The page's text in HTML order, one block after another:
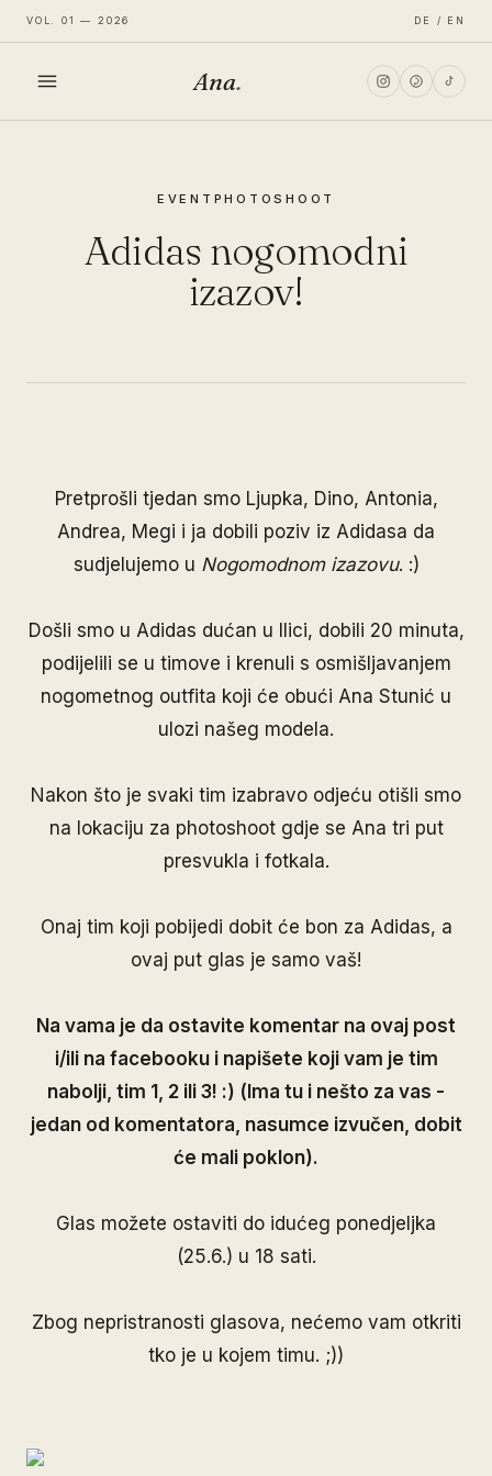
VOL. 01 — 2026 DE / EN
Ana.
EVENT PHOTOSHOOT
Adidas nogomodni
izazov!
Pretprošli tjedan smo Ljupka, Dino, Antonia,
Andrea, Megi i ja dobili poziv iz Adidasa da
sudjelujemo u Nogomodnom izazovu. :)
Došli smo u Adidas dućan u Ilici, dobili 20 minuta,
podijelili se u timove i krenuli s osmišljavanjem
nogometnog outfita koji će obući Ana Stunić u
ulozi našeg modela.
Nakon što je svaki tim izabravo odjeću otišli smo
na lokaciju za photoshoot gdje se Ana tri put
presvukla i fotkala.
Onaj tim koji pobijedi dobit će bon za Adidas, a
ovaj put glas je samo vaš!
Na vama je da ostavite komentar na ovaj post
i/ili na facebooku i napišete koji vam je tim
nabolji, tim 1, 2 ili 3! :) (Ima tu i nešto za vas -
jedan od komentatora, nasumce izvučen, dobit
će mali poklon).
Glas možete ostaviti do idućeg ponedjeljka
(25.6.) u 18 sati.
Zbog nepristranosti glasova, nećemo vam otkriti
tko je u kojem timu. ;))